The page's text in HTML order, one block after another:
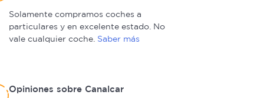
Solamente compramos coches a
particulares y en excelente estado. No
vale cualquier coche. Saber más
Opiniones sobre Canalcar